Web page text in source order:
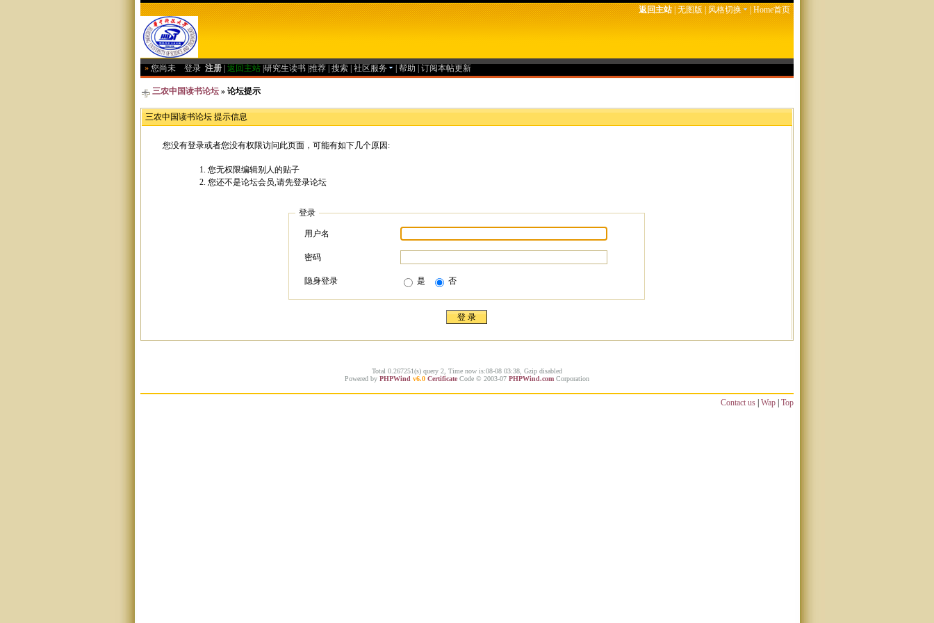
返回主站|无图版|风格切换 |Home首页
» 您尚未 登录 注册 返回主站 研究生读书 推荐 搜索 社区服务 帮助 订阅本帖更新
三农中国读书论坛 » 论坛提示
三农中国读书论坛 提示信息
您没有登录或者您没有权限访问此页面，可能有如下几个原因:
您无权限编辑别人的贴子
您还不是论坛会员,请先登录论坛
登录
用户名
密码
隐身登录 是 否
Total 0.267251(s) query 2, Time now is:08-08 03:38, Gzip disabled
Powered by PHPWind v6.0 Certificate Code © 2003-07 PHPWind.com Corporation
Contact us | Wap | Top